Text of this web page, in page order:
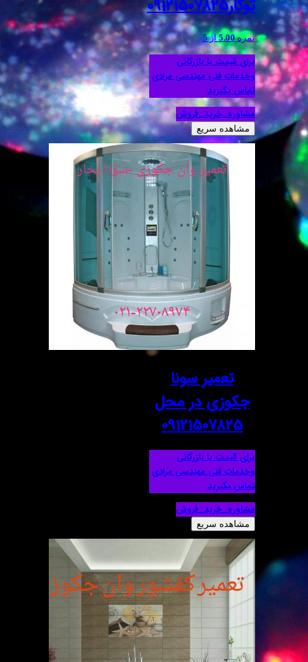
توکار09121507825
نمره5.00از 5
برای قیمت با بازرگانی
وخدمات فنی مهندسی مرادی
تماس بگیرید
مشاوره_خرید_فروش
مشاهده سریع
تعمیر سونا
جکوزی در محل
09121507825
برای قیمت با بازرگانی
وخدمات فنی مهندسی مرادی
مشاوره_خرید_فروش
مشاهده سریع